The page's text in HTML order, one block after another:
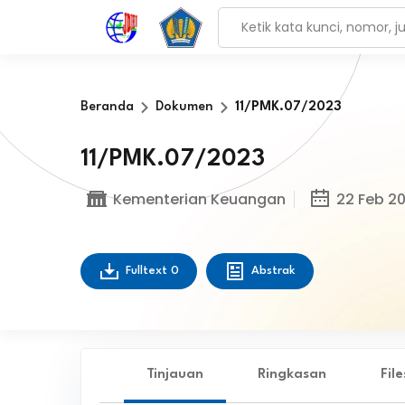
Beranda Dokumen 11/PMK.07/2023
11/PMK.07/2023
Kementerian Keuangan 22 Feb
Fulltext 0 Abstrak
Tinjauan Ringkasan